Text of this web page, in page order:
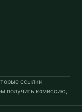
ссылки
получить комиссию,